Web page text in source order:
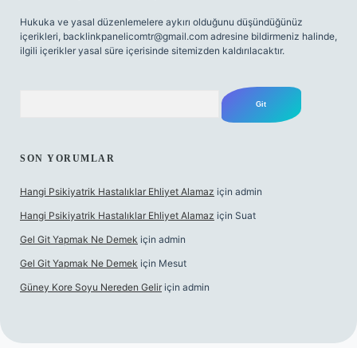
Hukuka ve yasal düzenlemelere aykırı olduğunu düşündüğünüz
içerikleri, backlinkpanelicomtr@gmail.com adresine bildirmeniz halinde,
ilgili içerikler yasal süre içerisinde sitemizden kaldırılacaktır.
SON YORUMLAR
Hangi Psikiyatrik Hastalıklar Ehliyet Alamaz için admin
Hangi Psikiyatrik Hastalıklar Ehliyet Alamaz için Suat
Gel Git Yapmak Ne Demek için admin
Gel Git Yapmak Ne Demek için Mesut
Güney Kore Soyu Nereden Gelir için admin